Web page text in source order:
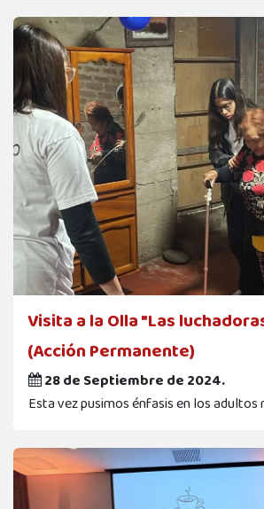
Visita a la Olla "Las
(Acción Permanente)
28 de Septiembre de 2024.
Esta vez pusimos énfasis en los adultos